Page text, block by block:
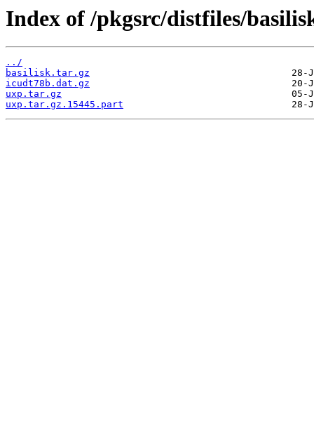
Index of /pkgsrc/distfiles/
../
basilisk.tar.gz
icudt78b.dat.gz
uxp.tar.gz
uxp.tar.gz.15445.part